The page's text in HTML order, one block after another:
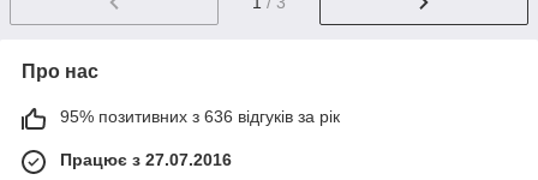
Про нас
95% позитивних з 636 відгуків за рік
Працює з 27.07.2016